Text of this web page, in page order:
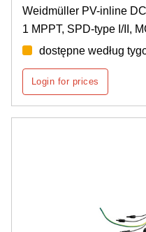
Weidmüller PV-inline
1 MPPT, SPD-type I/II,
dostępne według
Login for prices